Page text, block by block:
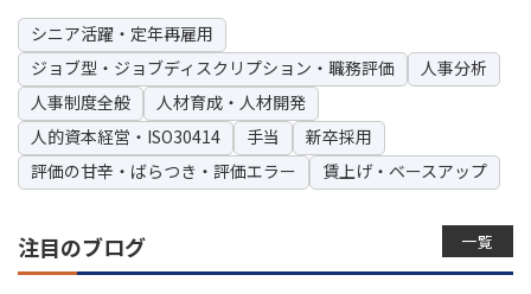
シニア活躍・定年再雇用
ジョブ型・ジョブディスクリプション・職務評価
人事分析
人事制度全般
人材育成・人材開発
人的資本経営・ISO30414
手当
新卒採用
評価の甘辛・ばらつき・評価エラー
賃上げ・ベースアップ
一覧
注目のブログ